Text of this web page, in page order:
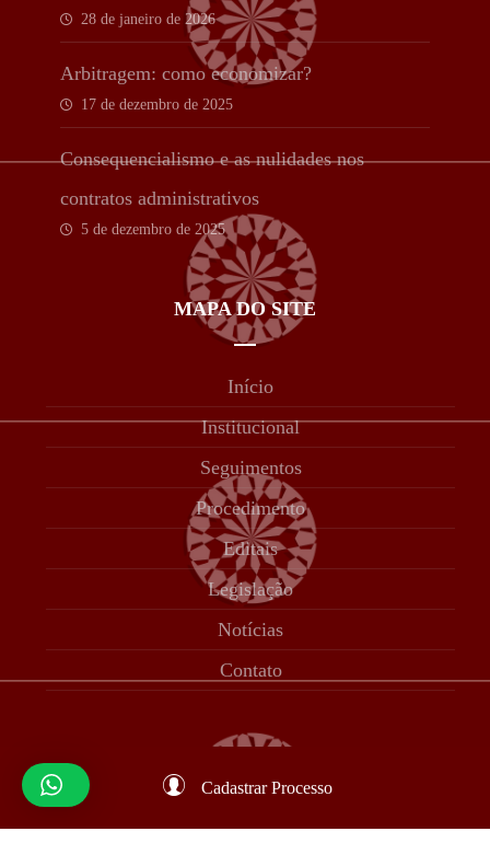
estratégico
28 de janeiro de 2026
Arbitragem: como economizar?
17 de dezembro de 2025
Consequencialismo e as nulidades nos
contratos administrativos
5 de dezembro de 2025
MAPA DO SITE
Início
Institucional
Seguimentos
Procedimento
Editais
Legislação
Notícias
Contato
© 12 CORTE 2023 | Desenvolvido por Adam Tecnologia |
Todos os direitos reservados
Cadastrar Processo